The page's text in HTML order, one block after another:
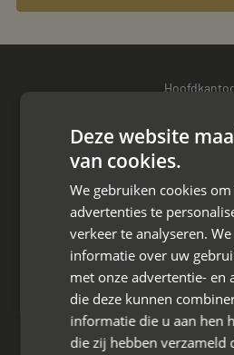
4661 KZ
085 - 773
Wat we
Deze website
van cookies.
We gebruiken cookies
advertenties te
verkeer te analyseren.
informatie over uw
met onze advertentie- en
die deze kunnen
informatie die u aan hen
die zij hebben verzameld